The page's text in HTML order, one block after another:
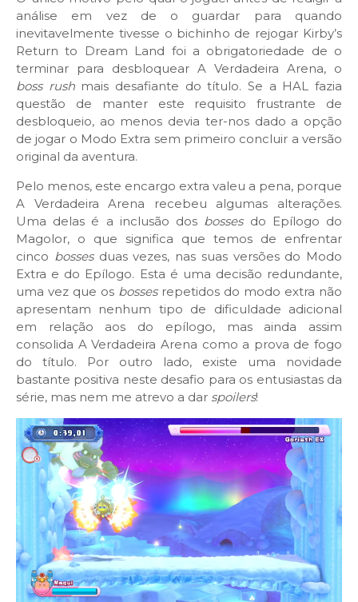
análise em vez de o guardar para quando
inevitavelmente tivesse o bichinho de rejogar Kirby’s
Return to Dream Land foi a obrigatoriedade de o
terminar para desbloquear A Verdadeira Arena, o
boss rush mais desafiante do título. Se a HAL fazia
questão de manter este requisito frustrante de
desbloqueio, ao menos devia ter-nos dado a opção
de jogar o Modo Extra sem primeiro concluir a versão
original da aventura.
Pelo menos, este encargo extra valeu a pena, porque
A Verdadeira Arena recebeu algumas alterações.
Uma delas é a inclusão dos bosses do Epílogo do
Magolor, o que significa que temos de enfrentar
cinco bosses duas vezes, nas suas versões do Modo
Extra e do Epílogo. Esta é uma decisão redundante,
uma vez que os bosses repetidos do modo extra não
apresentam nenhum tipo de dificuldade adicional
em relação aos do epílogo, mas ainda assim
consolida A Verdadeira Arena como a prova de fogo
do título. Por outro lado, existe uma novidade
bastante positiva neste desafio para os entusiastas da
série, mas nem me atrevo a dar spoilers!